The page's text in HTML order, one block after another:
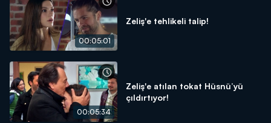
00:05:01
Zeliş'e tehlikeli talip!
00:05:34
Zeliş'e atılan tokat Hüsnü’yü
çıldırtıyor!